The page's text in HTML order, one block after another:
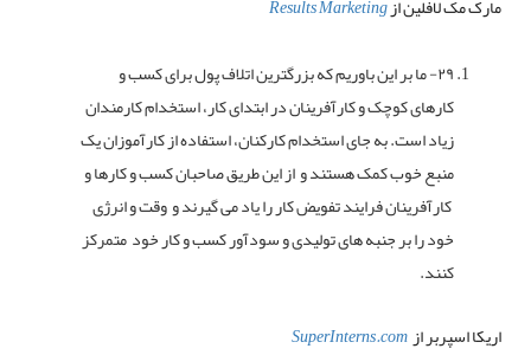
مارک مک لافلین ازResults Marketing
۲۹- ما بر این باوریم که بزرگترین اتلاف پول برای کسب و
کارهای کوچک و کارآفرینان در ابتدای کار، استخدام کارمندان
زیاد است. به جای استخدام کارکنان، استفاده از کارآموزان یک
منبع خوب کمک هستند و از این طریق صاحبان کسب و کارها و
کارآفرینان فرایند تفویض کار را یاد می گیرند و وقت و انرژی
خود را بر جنبه های تولیدی و سودآور کسب و کار خود متمرکز
کنند.
اریکا اسپربر ازSuperInterns.com